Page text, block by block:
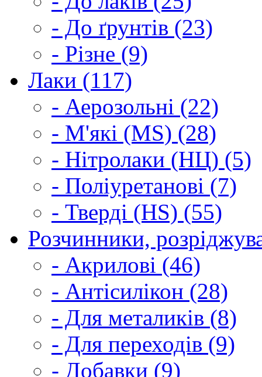
- До ґрунтів (23)
- Різне (9)
Лаки (117)
- Аерозольні (22)
- М'які (MS) (28)
- Нітролаки (НЦ) (5)
- Поліуретанові (7)
- Тверді (HS) (55)
Розчинники,
- Акрилові (46)
- Антісилікон (28)
- Для металиків (8)
- Для переходів (9)
- Добавки (9)